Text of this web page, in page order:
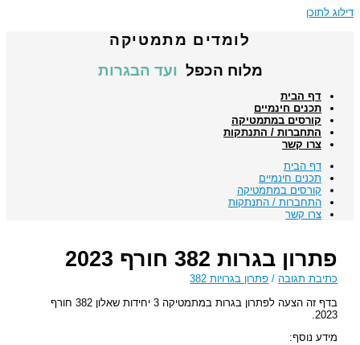
דילוג לתוכן
לומדים מתמטיקה
מלוח הכפל ועד הבגרות
דף הבית
תכנים חינמיים
קורסים במתמטיקה
התחברות / התנתקות
צרו קשר
דף הבית
תכנים חינמיים
קורסים במתמטיקה
התחברות / התנתקות
צרו קשר
פתרון בגרות 382 חורף 2023
כתיבת תגובה / פתרון בגרויות 382
בדף זה הצעה לפתרון בגרות במתמטיקה 3 יחידות שאלון 382 חורף
2023.
מידע נוסף: